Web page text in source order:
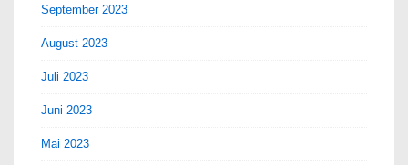
September 2023
August 2023
Juli 2023
Juni 2023
Mai 2023